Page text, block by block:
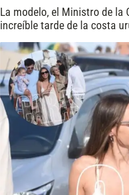
La modelo, el Ministro de la
increíble tarde de la costa